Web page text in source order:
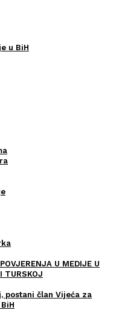
u BiH
U MEDIJE U
TURSKOJ
postani član Vijeća za